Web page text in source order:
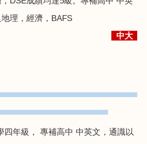
理，經濟， BAFS
中大
四年級， 專補高中 中英文，通識以